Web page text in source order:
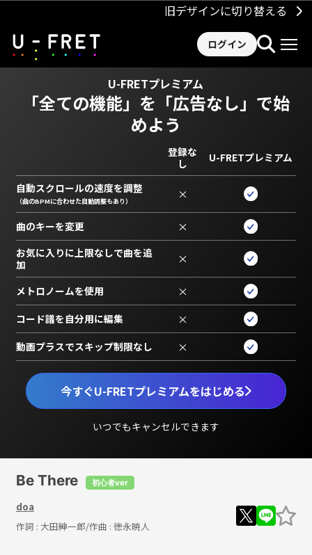
旧デザインに切り替える
ログイン
U-FRETプレミアム
「全ての機能」を 「広告なし」で始
めよう
今すぐU-FRETプレミアムをはじめる
いつでもキャンセルできます
登録な
し
U-FRETプレミアム
自動スクロールの速度を調整
（曲のBPMに合わせた自動調整もあり） ×
曲のキーを変更 ×
お気に入りに上限なしで曲を追
加
×
メトロノームを使用 ×
コード譜を自分用に編集 ×
動画プラスでスキップ制限なし ×
Be There 初心者ver
doa
作詞 : 大田紳一郎/作曲 : 徳永暁人